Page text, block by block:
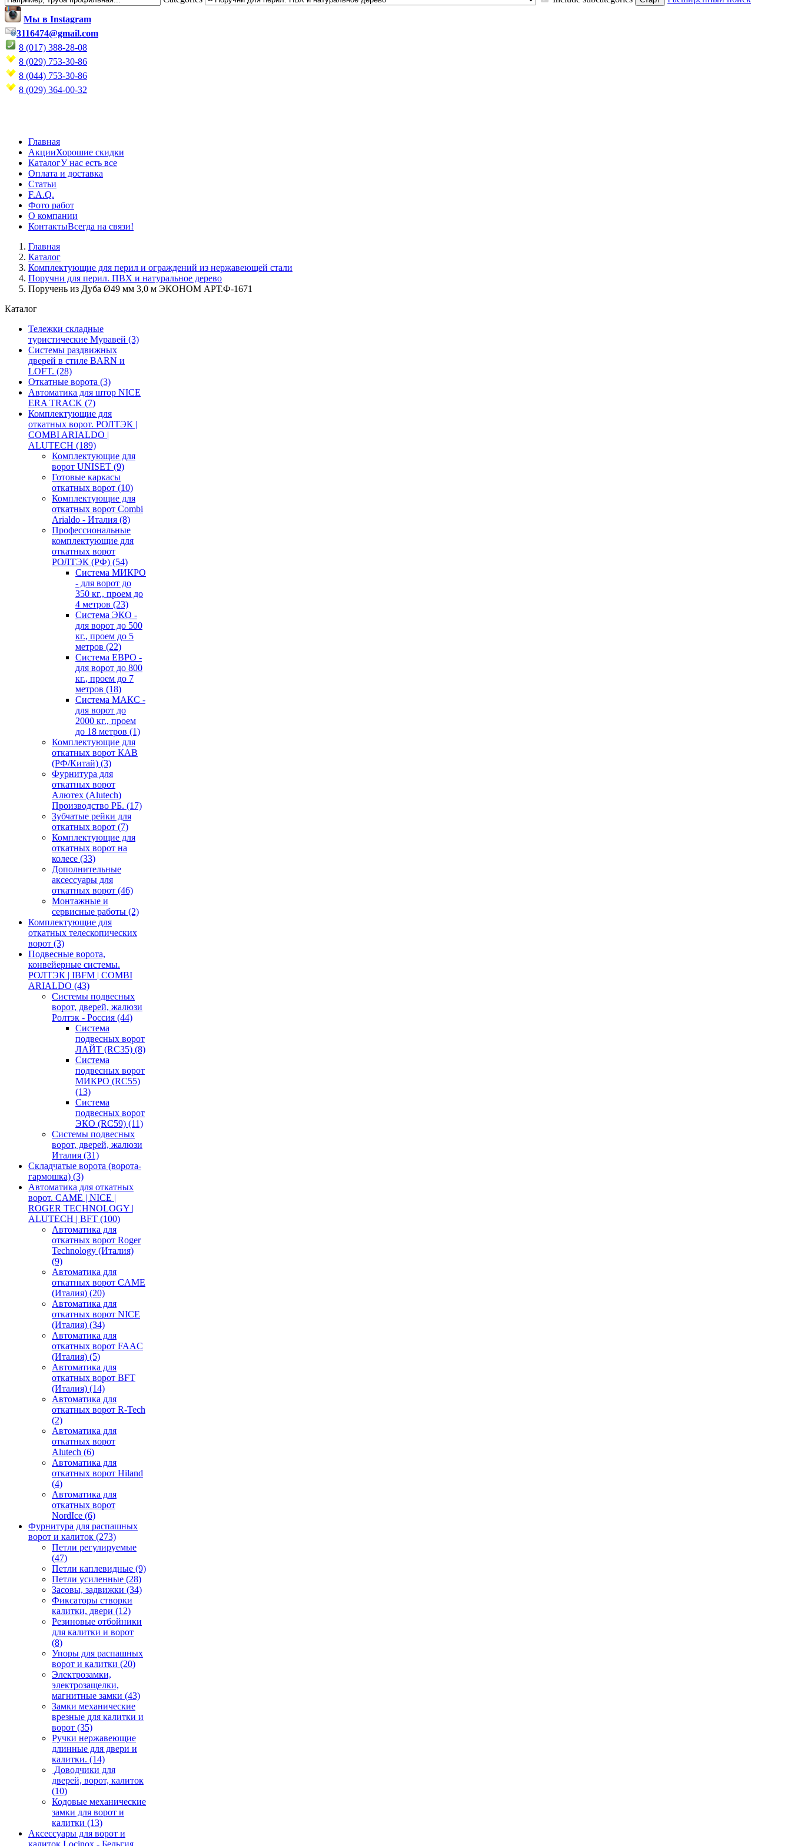
Мы в Instagram
3116474@gmail.com
8 (017) 388-28-08
8 (029) 753-30-86
8 (044) 753-30-86
8 (029) 364-00-32
Главная
АкцииХорошие скидки
КаталогУ нас есть все
Оплата и доставка
Статьи
F.A.Q.
Фото работ
О компании
КонтактыВсегда на связи!
Главная
Каталог
Комплектующие для перил и ограждений из нержавеющей стали
Поручни для перил. ПВХ и натуральное дерево
Поручень из Дуба Ø49 мм 3,0 м ЭКОНОМ АРТ.Ф-1671
Каталог
Тележки складные
туристические Муравей (3)
Системы раздвижных
дверей в стиле BARN и
LOFT. (28)
Откатные ворота (3)
Автоматика для штор NICE
ERA TRACK (7)
Комплектующие для
откатных ворот. РОЛТЭК |
COMBI ARIALDO |
ALUTECH (189)
Комплектующие для
ворот UNISET (9)
Готовые каркасы
откатных ворот (10)
Комплектующие для
откатных ворот Combi
Arialdo - Италия (8)
Профессиональные
комплектующие для
откатных ворот
РОЛТЭК (РФ) (54)
Система МИКРО
- для ворот до
350 кг., проем до
4 метров (23)
Система ЭКО -
для ворот до 500
кг., проем до 5
метров (22)
Система ЕВРО -
для ворот до 800
кг., проем до 7
метров (18)
Система МАКС -
для ворот до
2000 кг., проем
до 18 метров (1)
Комплектующие для
откатных ворот КАВ
(РФ/Китай) (3)
Фурнитура для
откатных ворот
Алютех (Alutech)
Производство РБ. (17)
Зубчатые рейки для
откатных ворот (7)
Комплектующие для
откатных ворот на
колесе (33)
Дополнительные
аксессуары для
откатных ворот (46)
Монтажные и
сервисные работы (2)
Комплектующие для
откатных телескопических
ворот (3)
Подвесные ворота,
конвейерные системы.
РОЛТЭК | IBFM | COMBI
ARIALDO (43)
Системы подвесных
ворот, дверей, жалюзи
Ролтэк - Россия (44)
Система
подвесных ворот
ЛАЙТ (RC35) (8)
Система
подвесных ворот
МИКРО (RC55)
(13)
Система
подвесных ворот
ЭКО (RC59) (11)
Системы подвесных
ворот, дверей, жалюзи
Италия (31)
Складчатые ворота (ворота-
гармошка) (3)
Автоматика для откатных
ворот. CAME | NICE |
ROGER TECHNOLOGY |
ALUTECH | BFT (100)
Автоматика для
откатных ворот Roger
Technology (Италия)
(9)
Автоматика для
откатных ворот CAME
(Италия) (20)
Автоматика для
откатных ворот NICE
(Италия) (34)
Автоматика для
откатных ворот FAAC
(Италия) (5)
Автоматика для
откатных ворот BFT
(Италия) (14)
Автоматика для
откатных ворот R-Tech
(2)
Автоматика для
откатных ворот
Alutech (6)
Автоматика для
откатных ворот Hiland
(4)
Автоматика для
откатных ворот
NordIce (6)
Фурнитура для распашных
ворот и калиток (273)
Петли регулируемые
(47)
Петли каплевидные (9)
Петли усиленные (28)
Засовы, задвижки (34)
Фиксаторы створки
калитки, двери (12)
Резиновые отбойники
для калитки и ворот
(8)
Упоры для распашных
ворот и калитки (20)
Электрозамки,
электрозащелки,
магнитные замки (43)
Замки механические
врезные для калитки и
ворот (35)
Ручки нержавеющие
длинные для двери и
калитки. (14)
Доводчики для
дверей, ворот, калиток
(10)
Кодовые механические
замки для ворот и
калитки (13)
Аксессуары для ворот и
калиток Locinox - Бельгия